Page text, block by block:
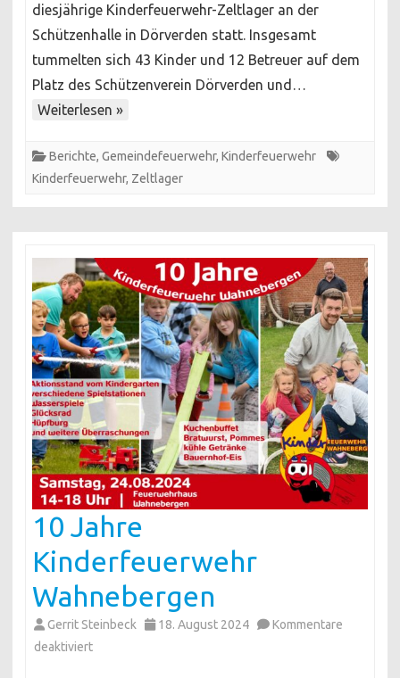
2025
diesjährige Kinderfeuerwehr-Zeltlager an der
Schützenhalle in Dörverden statt. Insgesamt
tummelten sich 43 Kinder und 12 Betreuer auf dem
Platz des Schützenverein Dörverden und…
Weiterlesen »
Berichte, Gemeindefeuerwehr, Kinderfeuerwehr
Kinderfeuerwehr, Zeltlager
10 Jahre
Kinderfeuerwehr
Wahnebergen
Gerrit Steinbeck 18. August 2024
Kommentare
deaktiviertfür